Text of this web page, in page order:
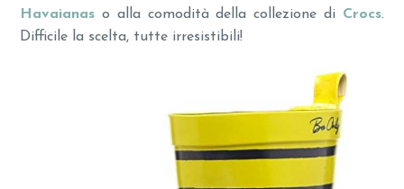
Havaianas o alla comodità della collezione di Crocs.
Difficile la scelta, tutte irresistibili!